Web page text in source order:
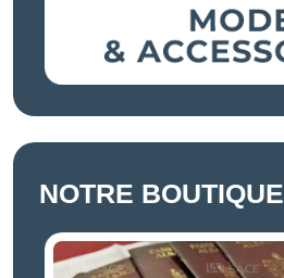
NOTRE BOUTIQUE